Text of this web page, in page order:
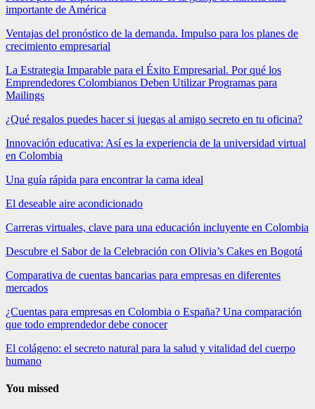
importante de América
Ventajas del pronóstico de la demanda. Impulso para los planes de
crecimiento empresarial
La Estrategia Imparable para el Éxito Empresarial. Por qué los
Emprendedores Colombianos Deben Utilizar Programas para
Mailings
¿Qué regalos puedes hacer si juegas al amigo secreto en tu oficina?
Innovación educativa: Así es la experiencia de la universidad virtual
en Colombia
Una guía rápida para encontrar la cama ideal
El deseable aire acondicionado
Carreras virtuales, clave para una educación incluyente en Colombia
Descubre el Sabor de la Celebración con Olivia’s Cakes en Bogotá
Comparativa de cuentas bancarias para empresas en diferentes
mercados
¿Cuentas para empresas en Colombia o España? Una comparación
que todo emprendedor debe conocer
El colágeno: el secreto natural para la salud y vitalidad del cuerpo
humano
You missed